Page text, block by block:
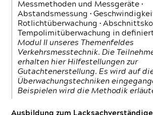
Messmethoden und Messgeräte •
Abstandsmessung •
Rotlichtüberwachung •
Tempolimitüberwachung in
Modul II unseres Themenfeldes
Verkehrsmesstechnik. Die
erhalten hier Hilfestellungen zur
Gutachtenerstellung. Es wird auf
Überwachungstechniken
Beispielen wird die Methodik
Ausbildung zum